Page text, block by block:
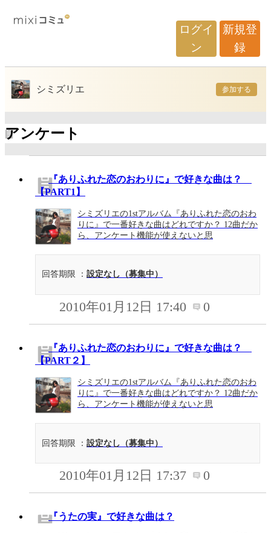
ログイ
ン
新規登
録
シミズリエ 参加する
アンケート
『ありふれた恋のおわりに』で好きな曲は？
【PART1】
シミズリエの1stアルバム『ありふれた恋のおわ
りに』で一番好きな曲はどれですか？ 12曲だか
ら、アンケート機能が使えないと思
回答期限 ： 設定なし（募集中）
2010年01月12日 17:40 0
『ありふれた恋のおわりに』で好きな曲は？
【PART２】
シミズリエの1stアルバム『ありふれた恋のおわ
りに』で一番好きな曲はどれですか？ 12曲だか
ら、アンケート機能が使えないと思
回答期限 ： 設定なし（募集中）
2010年01月12日 17:37 0
『うたの実』で好きな曲は？